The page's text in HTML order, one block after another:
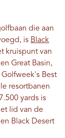
die aan
is Black
kruispunt van
Great Basin,
Best
resortbanen
yards is
lid van de
Black Desert